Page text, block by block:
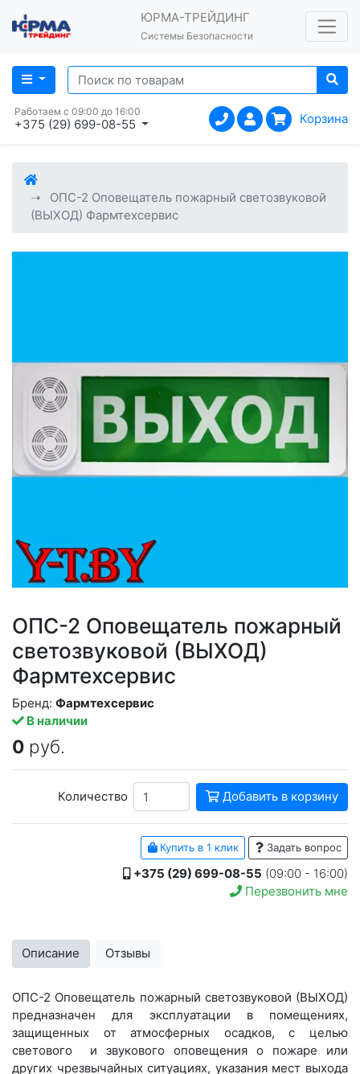
ЮРМА-ТРЕЙДИНГ
Системы Безопасности
Работаем с 09:00 до 16:00
+375 (29) 699-08-55 Корзина
ОПС-2 Оповещатель пожарный светозвуковой
(ВЫХОД) Фармтехсервис
ОПС-2 Оповещатель пожарный
светозвуковой (ВЫХОД)
Фармтехсервис
В наличии
Бренд: Фармтехсервис
0 руб.
Количество Добавить в корзину
Купить в 1 клик Задать вопрос
+375 (29) 699-08-55 (09:00 - 16:00)
Перезвонить мне
Описание Отзывы
ОПС-2 Оповещатель пожарный светозвуковой (ВЫХОД)
предназначен для эксплуатации в помещениях,
защищенных от атмосферных осадков, с целью
светового и звукового оповещения о пожаре или
других чрезвычайных ситуациях, указания мест выхода